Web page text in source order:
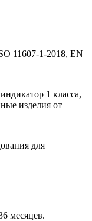
11607-1-2018, EN
1 класса,
изделия от
для
месяцев.